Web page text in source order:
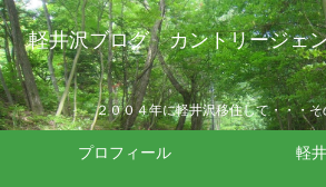
軽井沢ブログ カントリージェ
２００４年に軽井沢移住して・・・
プロフィール 軽